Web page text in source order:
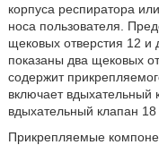
корпуса респиратора
носа пользователя.
щековых отверстия 12 и
показаны два щековых
содержит
включает вдыхательный
вдыхательный клапан
Прикрепляемые